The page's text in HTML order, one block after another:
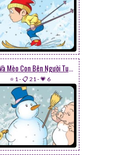
Heo Và Mèo Con Bên Người Tuyết
⭐ 1 -📋 21 -💗 6